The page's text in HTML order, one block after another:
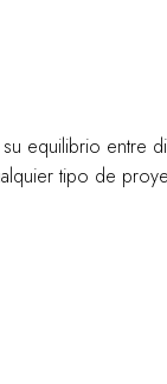
equilibrio entre
tipo de